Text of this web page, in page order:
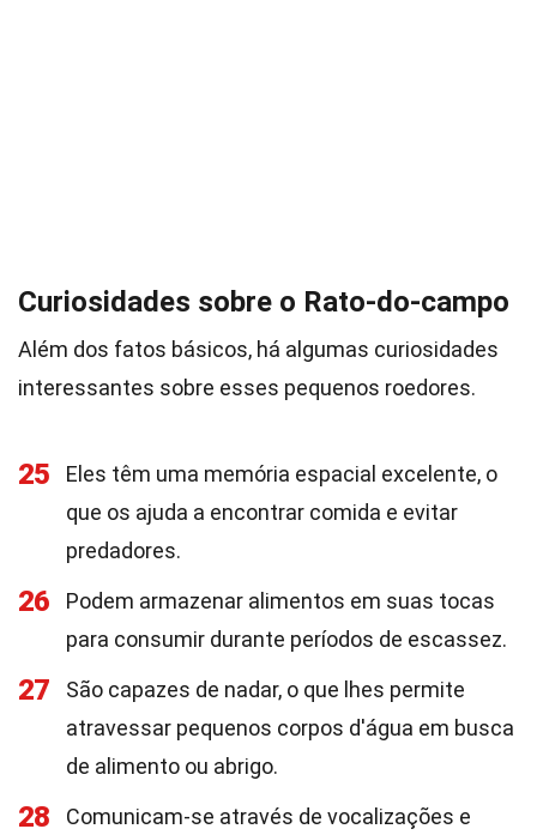
Curiosidades sobre o Rato-do-campo
Além dos fatos básicos, há algumas curiosidades
interessantes sobre esses pequenos roedores.
25
Eles têm uma memória espacial excelente, o
que os ajuda a encontrar comida e evitar
predadores.
26
Podem armazenar alimentos em suas tocas
para consumir durante períodos de escassez.
27
São capazes de nadar, o que lhes permite
atravessar pequenos corpos d'água em busca
de alimento ou abrigo.
28
Comunicam-se através de vocalizações e